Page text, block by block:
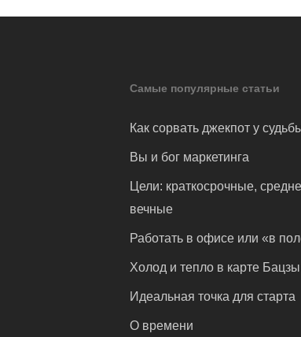
Самые популярные статьи
Как сорвать джекпот у
Вы и бог маркетинга
Цели: краткосрочные,
вечные
Работать в офисе или «в
Холод и тепло в карте Бацзы
Идеальная точка для старта
О времени